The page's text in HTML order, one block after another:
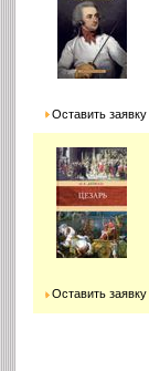
Оставить заявку
Оставить заявку